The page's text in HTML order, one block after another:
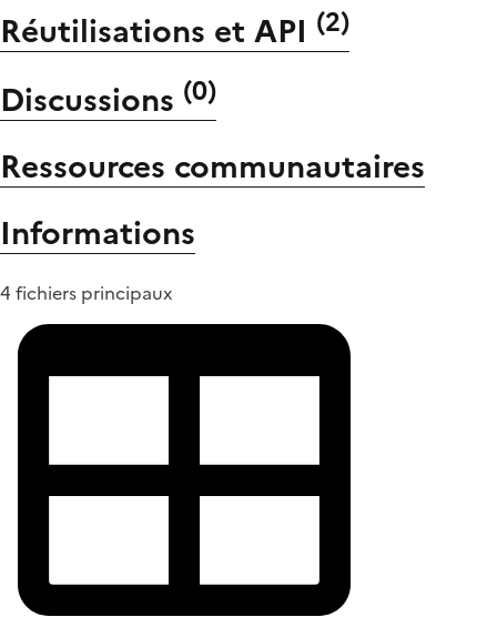
Réutilisations et API (2)
Discussions (0)
Ressources communautaires
Informations
4 fichiers principaux